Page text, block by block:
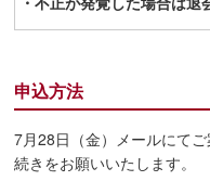
申込方法
7月28日（金）メールにて
続きをお願いいたします。